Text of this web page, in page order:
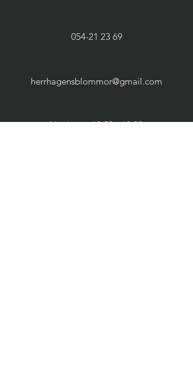
054-21 23 69
herrhagensblommor@gmail.com
Vardagar:10.00 - 18.00